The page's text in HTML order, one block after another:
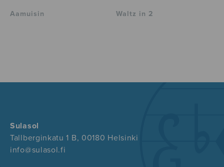
Aamuisin Waltz in 2
Sulasol
Tallberginkatu 1 B, 00180 Helsinki
info@sulasol.fi